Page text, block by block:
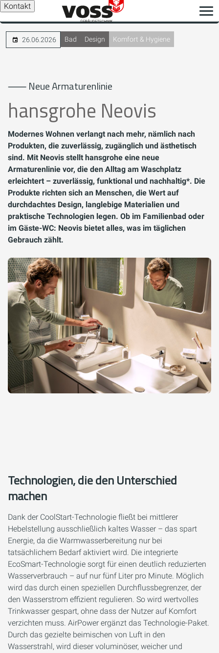
Kontakt
26.06.2026 Bad Design Komfort & Hygiene
⸺ Neue Armaturenlinie
hansgrohe Neovis
Modernes Wohnen verlangt nach mehr, nämlich nach
Produkten, die zuverlässig, zugänglich und ästhetisch
sind. Mit Neovis stellt hansgrohe eine neue
Armaturenlinie vor, die den Alltag am Waschplatz
erleichtert – zuverlässig, funktional und nachhaltig*. Die
Produkte richten sich an Menschen, die Wert auf
durchdachtes Design, langlebige Materialien und
praktische Technologien legen. Ob im Familienbad oder
im Gäste-WC: Neovis bietet alles, was im täglichen
Gebrauch zählt.
Technologien, die den Unterschied
machen
Dank der CoolStart-Technologie fließt bei mittlerer
Hebelstellung ausschließlich kaltes Wasser – das spart
Energie, da die Warmwasserbereitung nur bei
tatsächlichem Bedarf aktiviert wird. Die integrierte
EcoSmart-Technologie sorgt für einen deutlich reduzierten
Wasserverbrauch – auf nur fünf Liter pro Minute. Möglich
wird das durch einen speziellen Durchflussbegrenzer, der
den Wasserstrom effizient regulieren. So wird wertvolles
Trinkwasser gespart, ohne dass der Nutzer auf Komfort
verzichten muss. AirPower ergänzt das Technologie-Paket.
Durch das gezielte beimischen von Luft in den
Wasserstrahl, wird dieser voluminöser, weicher und